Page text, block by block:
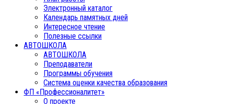
Электронный каталог
Календарь памятных дней
Интересное чтение
Полезные ссылки
АВТОШКОЛА
АВТОШКОЛА
Преподаватели
Программы обучения
Система оценки качества образования
ФП «Профессионалитет»
О проекте